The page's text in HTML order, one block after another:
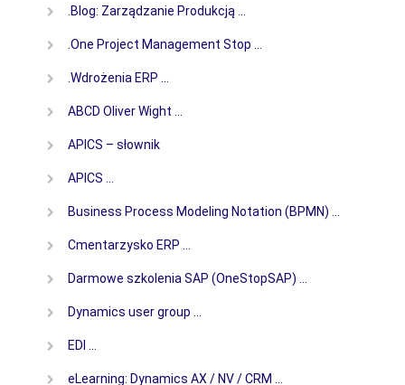
.Blog: Zarządzanie Produkcją …
.One Project Management Stop …
.Wdrożenia ERP …
ABCD Oliver Wight …
APICS – słownik
APICS …
Business Process Modeling Notation (BPMN) …
Cmentarzysko ERP …
Darmowe szkolenia SAP (OneStopSAP) …
Dynamics user group …
EDI …
eLearning: Dynamics AX / NV / CRM …